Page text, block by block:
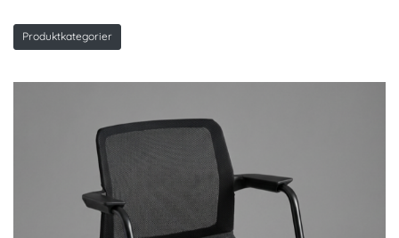
Produktkategorier